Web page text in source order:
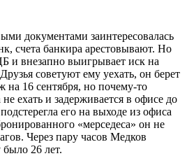
документами заинтересовалась
счета банкира арестовывают. Но
и внезапно выигрывает иск на
советуют ему уехать, он берет
на 16 сентября, но почему-то
ехать и задерживается в офисе до
его на выходе из офиса
«мерседеса» он не
Через пару часов Медков
26 лет.